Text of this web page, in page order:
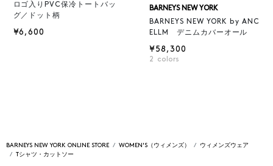
ロゴ入りPVC保冷トートバッ
グ／ドット柄
¥6,600
BARNEYS NEW YORK
BARNEYS NEW YORK by ANC
ELLM デニムカバーオール
¥58,300
2 colors
BARNEYS NEW YORK ONLINE STORE WOMEN'S（ウィメンズ）
ウィメンズウェア
Tシャツ・カットソー